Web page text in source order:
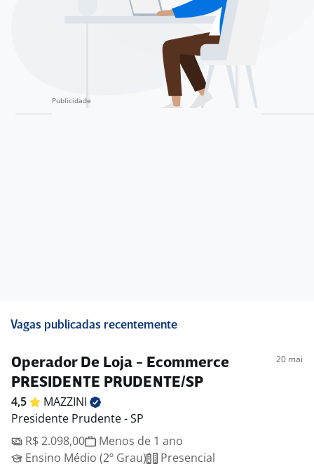
Vagas publicadas recentemente
Operador De Loja - Ecommerce
PRESIDENTE PRUDENTE/SP
20 mai
4,5
MAZZINI
Presidente Prudente - SP
R$ 2.098,00
Menos de 1 ano
Ensino Médio (2º Grau)
Presencial